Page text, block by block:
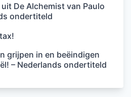
De Alchemist van Paulo
ondertiteld
grijpen in en beëindigen
– Nederlands ondertiteld